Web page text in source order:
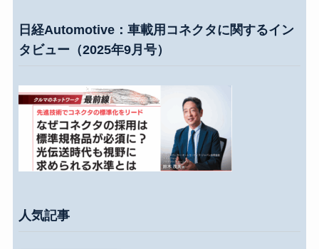
日経Automotive：車載用コネクタに関するイン
タビュー（2025年9月号）
人気記事